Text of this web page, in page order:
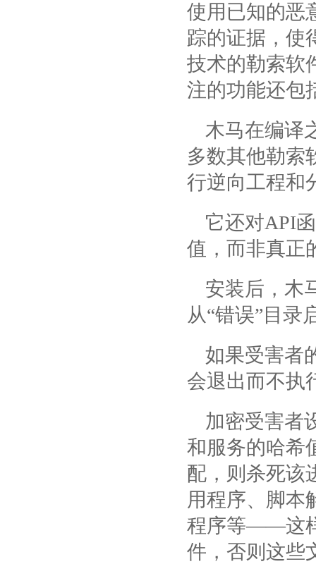
使用已知的恶
踪的证据，使
技术的勒索软
注的功能还包
木马在编译
多数其他勒索
行逆向工程和
它还对API
值，而非真正
安装后，木
从“错误”目录
如果受害者
会退出而不执
加密受害者
和服务的哈希
配，则杀死该
用程序、脚本
程序等——这
件，否则这些